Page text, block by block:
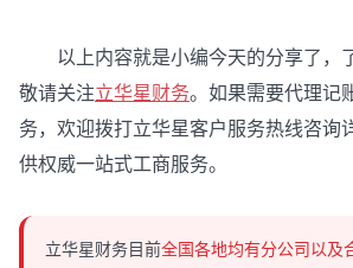
以上内容就是小编今天的分享了，了
敬请关注立华星财务。如果需要代理记
务，欢迎拨打立华星客户服务热线咨询
供权威一站式工商服务。
立华星财务目前全国各地均有分公司以及